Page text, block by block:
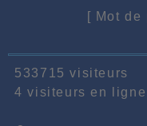
[ Mot
533715 visiteurs
4 visiteurs en ligne